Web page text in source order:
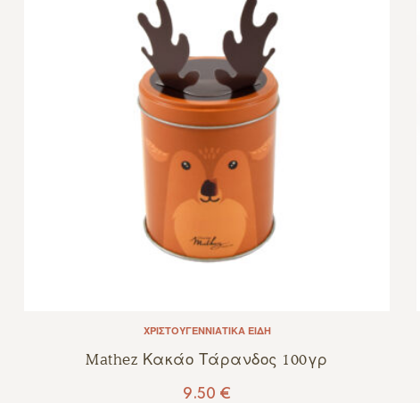
ΧΡΙΣΤΟΥΓΕΝΝΙΆΤΙΚΑ ΕΊΔΗ
Mathez Κακάο Τάρανδος 100γρ
9.50 €